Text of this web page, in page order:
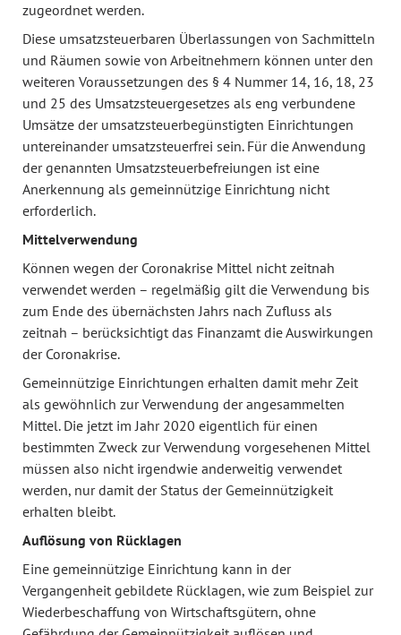
zugeordnet werden.
Diese umsatzsteuerbaren Überlassungen von Sachmitteln
und Räumen sowie von Arbeitnehmern können unter den
weiteren Voraussetzungen des § 4 Nummer 14, 16, 18, 23
und 25 des Umsatzsteuergesetzes als eng verbundene
Umsätze der umsatzsteuerbegünstigten Einrichtungen
untereinander umsatzsteuerfrei sein. Für die Anwendung
der genannten Umsatzsteuerbefreiungen ist eine
Anerkennung als gemeinnützige Einrichtung nicht
erforderlich.
Mittelverwendung
Können wegen der Coronakrise Mittel nicht zeitnah
verwendet werden – regelmäßig gilt die Verwendung bis
zum Ende des übernächsten Jahrs nach Zufluss als
zeitnah – berücksichtigt das Finanzamt die Auswirkungen
der Coronakrise.
Gemeinnützige Einrichtungen erhalten damit mehr Zeit
als gewöhnlich zur Verwendung der angesammelten
Mittel. Die jetzt im Jahr 2020 eigentlich für einen
bestimmten Zweck zur Verwendung vorgesehenen Mittel
müssen also nicht irgendwie anderweitig verwendet
werden, nur damit der Status der Gemeinnützigkeit
erhalten bleibt.
Auflösung von Rücklagen
Eine gemeinnützige Einrichtung kann in der
Vergangenheit gebildete Rücklagen, wie zum Beispiel zur
Wiederbeschaffung von Wirtschaftsgütern, ohne